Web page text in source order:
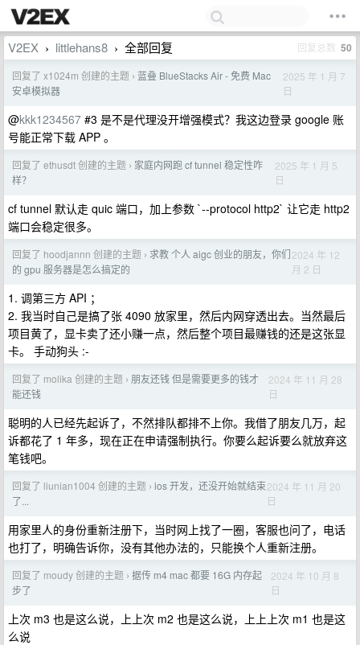
V2EX › littlehans8 › 全部回复 回复总数 50
回复了 x1024m 创建的主题 › 蓝叠 BlueStacks Air - 免费 Mac
安卓模拟器
2025 年 1 月 7
日
@kkk1234567 #3 是不是代理没开增强模式？我这边登录 google 账
号能正常下载 APP 。
回复了 ethusdt 创建的主题 › 家庭内网跑 cf tunnel 稳定性咋
样？
2025 年 1 月 5
日
cf tunnel 默认走 quic 端口，加上参数 `--protocol http2` 让它走 http2
端口会稳定很多。
回复了 hoodjannn 创建的主题 › 求教 个人 aigc 创业的朋友，你们
的 gpu 服务器是怎么搞定的
2024 年 12
月 2 日
1. 调第三方 API ；
2. 我当时自己是搞了张 4090 放家里，然后内网穿透出去。当然最后
项目黄了，显卡卖了还小赚一点，然后整个项目最赚钱的还是这张显
卡。 手动狗头 :-
回复了 molika 创建的主题 › 朋友还钱 但是需要更多的钱才
能还钱
2024 年 11 月 28
日
聪明的人已经先起诉了，不然排队都排不上你。我借了朋友几万，起
诉都花了 1 年多，现在正在申请强制执行。你要么起诉要么就放弃这
笔钱吧。
回复了 liunian1004 创建的主题 › ios 开发，还没开始就结束
了...
2024 年 11 月 20
日
用家里人的身份重新注册下，当时网上找了一圈，客服也问了，电话
也打了，明确告诉你，没有其他办法的，只能换个人重新注册。
回复了 moudy 创建的主题 › 据传 m4 mac 都要 16G 内存起
步了
2024 年 10 月 8
日
上次 m3 也是这么说，上上次 m2 也是这么说，上上上次 m1 也是这
么说